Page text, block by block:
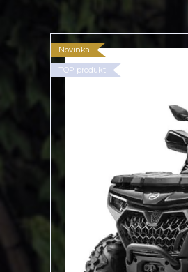
Novinka
TOP produkt